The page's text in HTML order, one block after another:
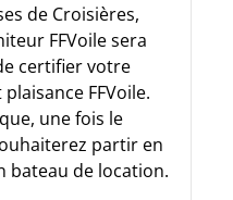
de Croisières,
FFVoile sera
certifier votre
FFVoile.
une fois le
partir en
bateau de location.